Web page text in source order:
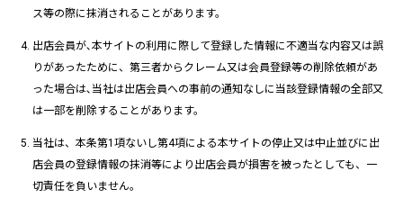
ス等の際に抹消されることがあります。
出店会員が､本サイトの利用に際して登録した情報に不適当な内容又は誤
りがあったために、第三者からクレーム又は会員登録等の削除依頼があ
った場合は､当社は出店会員への事前の通知なしに当該登録情報の全部又
は一部を削除することがあります。
当社は、本条第1項ないし第4項による本サイトの停止又は中止並びに出
店会員の登録情報の抹消等により出店会員が損害を被ったとしても、一
切責任を負いません。